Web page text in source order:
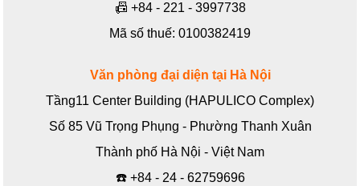
📠 +84 - 221 - 3997738
Mã số thuế: 0100382419
Văn phòng đại diện tại Hà Nội
Tầng11 Center Building (HAPULICO Complex)
Số 85 Vũ Trọng Phụng - Phường Thanh Xuân
Thành phố Hà Nội - Việt Nam
☎️ +84 - 24 - 62759696